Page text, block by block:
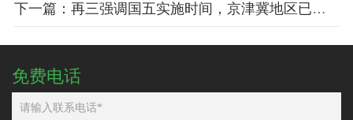
下一篇：再三强调国五实施时间，京津冀地区已提前实施
免费电话